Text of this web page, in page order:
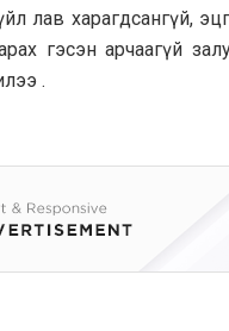
лав харагдсангүй,
гэсэн арчаагүй
.